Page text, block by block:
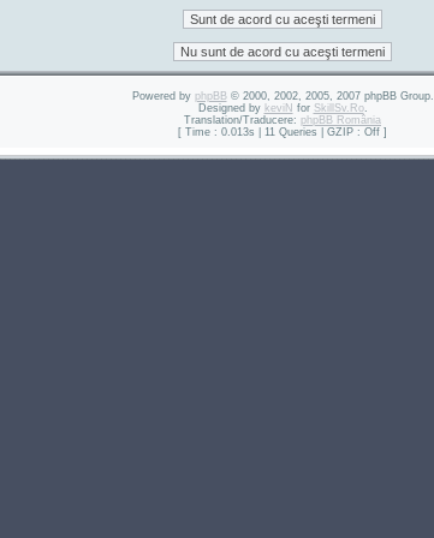
Powered by phpBB© 2000, 2002, 2005, 2007 phpBB Group.
Designed by keviN for SkillSv.Ro.
Translation/Traducere: phpBB România
[ Time : 0.013s | 11 Queries | GZIP : Off ]